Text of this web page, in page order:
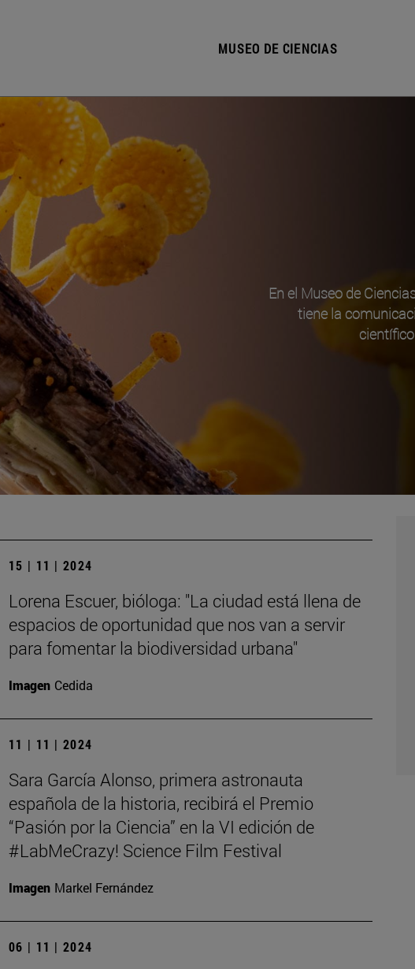
MUSEO DE CIENCIAS
En el Museo de
tiene la
15 | 11 | 2024
Lorena Escuer, bióloga: "La ciudad está llena de
espacios de oportunidad que nos van a servir
para fomentar la biodiversidad urbana"
Imagen Cedida
11 | 11 | 2024
Sara García Alonso, primera astronauta
española de la historia, recibirá el Premio
“Pasión por la Ciencia” en la VI edición de
#LabMeCrazy! Science Film Festival
Imagen Markel Fernández
06 | 11 | 2024